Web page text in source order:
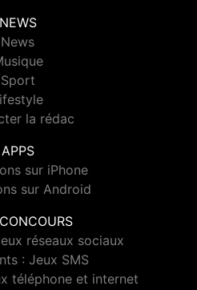
NEWS
News
Sport
la rédac
APPS
sur iPhone
sur Android
réseaux sociaux
: Jeux SMS
téléphone et internet